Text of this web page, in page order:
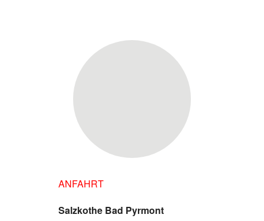
ANFAHRT
Salzkothe Bad Pyrmont